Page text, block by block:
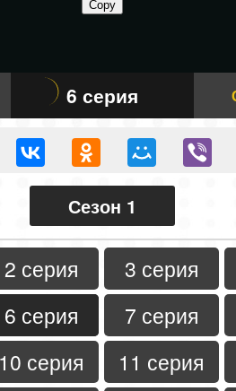
6 серия
Сезон 1
2 серия
3 серия
6 серия
7 серия
10 серия
11 серия